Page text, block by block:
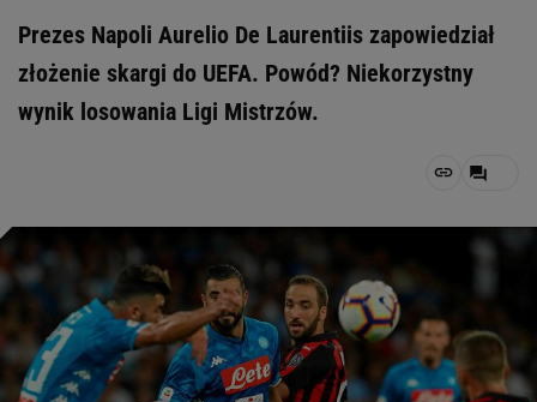
Prezes Napoli Aurelio De Laurentiis zapowiedział
złożenie skargi do UEFA. Powód? Niekorzystny
wynik losowania Ligi Mistrzów.